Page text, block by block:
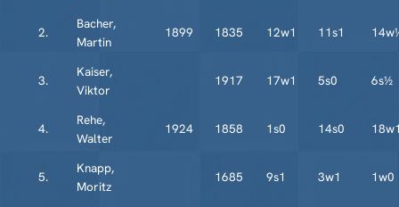
2.
Bacher,
Martin
1899 1835 12w1 11s1
3.
Kaiser,
Viktor
1917 17w1 5s0 6s½
4.
Rehe,
Walter
1924 1858 1s0 14s0
5.
Knapp,
Moritz
1685 9s1 3w1 1w0